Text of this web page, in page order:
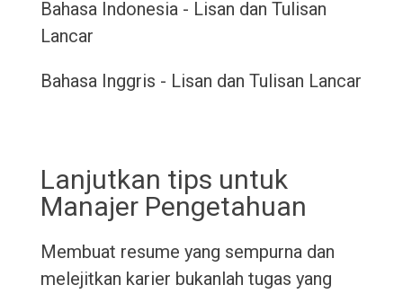
Bahasa Indonesia - Lisan dan Tulisan
Lancar
Bahasa Inggris - Lisan dan Tulisan Lancar
Lanjutkan tips untuk
Manajer Pengetahuan
Membuat resume yang sempurna dan
melejitkan karier bukanlah tugas yang